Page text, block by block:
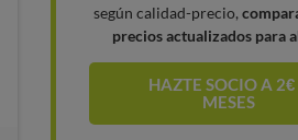
según calidad-precio,
precios actualizados para
HAZTE SOCIO A 2€
MESES